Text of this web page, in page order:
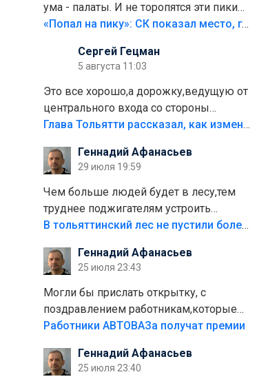
ума - палаты. И не торопятся эти пики
срезать
«Попал на пику»: СК показал место, где был смертельно травмирован ребенок в Тольятти
Сергей Гецман
5 августа 11:03
Это все хорошо,а дорожку,ведущую от
центрального входа со стороны
кафе"Мираж" к аттракционам слабо
плитки не хватило,т.к.осенью и зимой
лежала в парке и испортилась.Да
еще,видимо,часть украли.
Глава Тольятти рассказал, как изменится парк Центрального района
Геннадий Афанасьев
29 июля 19:59
Чем больше людей будет в лесу,тем
труднее поджигателям устроить
пожар.Тех кто разводит костры,тех
полно стоит,почему водители всё
равно едут в лес? Штрафы мизерные.
В тольяттинский лес не пустили более тысячи автомобилей
Геннадий Афанасьев
25 июля 23:43
Могли бы прислать открытку, с
поздравлением работникам,которые
больше сорока лет отработали на
Работники АВТОВАЗа получат премии
Геннадий Афанасьев
25 июля 23:40